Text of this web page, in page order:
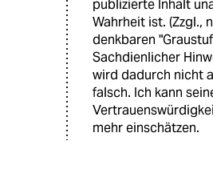
publizierte Inhalt
Wahrheit ist. (Zzgl.,
denkbaren
Sachdienlicher
wird dadurch nicht
falsch. Ich kann
mehr einschätzen.